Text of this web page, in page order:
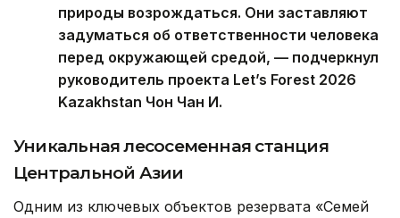
природы возрождаться. Они заставляют
задуматься об ответственности человека
перед окружающей средой, — подчеркнул
руководитель проекта Let’s Forest 2026
Kazakhstan Чон Чан И.
Уникальная лесосеменная станция
Центральной Азии
Одним из ключевых объектов резервата «Семей